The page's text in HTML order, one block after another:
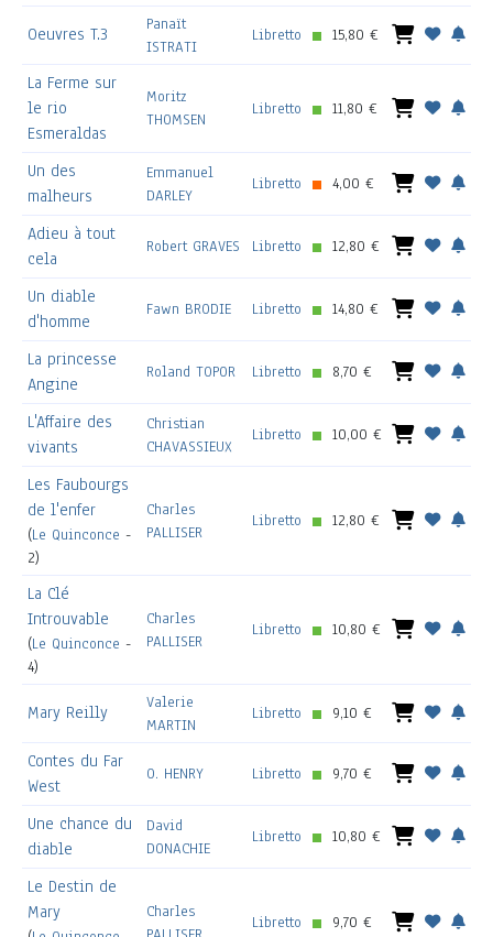
Oeuvres T.3
Panaït
ISTRATI
Libretto 15,80 €
La Ferme sur
le rio
Esmeraldas
Moritz
THOMSEN
Libretto 11,80 €
Un des
malheurs
Emmanuel
DARLEY
Libretto 4,00 €
Adieu à tout
cela
Robert GRAVES Libretto 12,80 €
Un diable
d'homme
Fawn BRODIE Libretto 14,80 €
La princesse
Angine
Roland TOPOR Libretto 8,70 €
L'Affaire des
vivants
Christian
CHAVASSIEUX
Libretto 10,00 €
Les Faubourgs
de l'enfer
(Le Quinconce -
2)
Charles
PALLISER
Libretto 12,80 €
La Clé
Introuvable
(Le Quinconce -
4)
Charles
PALLISER
Libretto 10,80 €
Mary Reilly
Valerie
MARTIN
Libretto 9,10 €
Contes du Far
West
O. HENRY Libretto 9,70 €
Une chance du
diable
David
DONACHIE
Libretto 10,80 €
Le Destin de
Mary
Charles
Libretto 9,70 €